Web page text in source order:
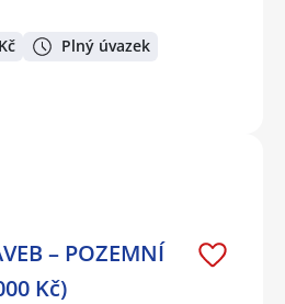
Plný úvazek
– POZEMNÍ
Kč)